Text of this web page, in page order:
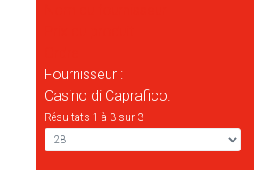
Fournisseur :
Casino di Caprafico.
Résultats 1 à 3 sur 3